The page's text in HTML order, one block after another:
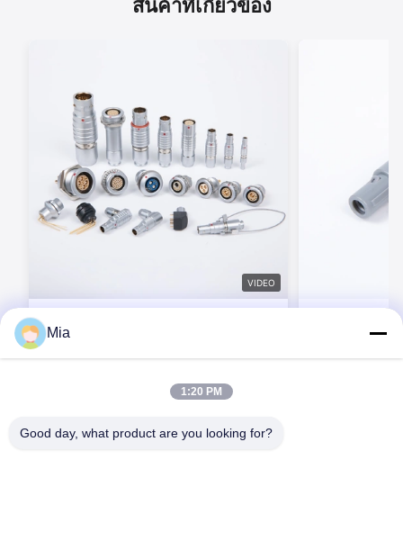
สินค้าที่เกี่ยวข้อง
VIDEO
BEXKOM B Series ขนาด 00B ~4B ขั้วต่อ
แบบ Push Pull ทรงกลม 2~48 พิน IP50
5000 ครั้ง เข้ากันได้กับ LEMO
BEXKOM P ซี
แบบวงกลมที่รอ
Mia
1:20 PM
Good day, what product are you looking for?